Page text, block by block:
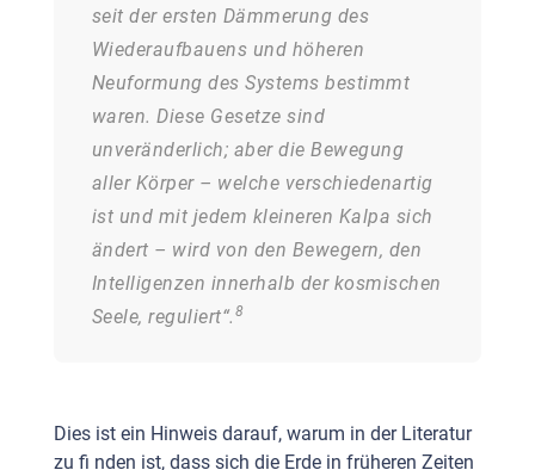
seit der ersten Dämmerung des
Wiederaufbauens und höheren
Neuformung des Systems bestimmt
waren. Diese Gesetze sind
unveränderlich; aber die Bewegung
aller Körper – welche verschiedenartig
ist und mit jedem kleineren Kalpa sich
ändert – wird von den Bewegern, den
Intelligenzen innerhalb der kosmischen
Seele, reguliert“. 8
Dies ist ein Hinweis darauf, warum in der Literatur
zu fi nden ist, dass sich die Erde in früheren Zeiten